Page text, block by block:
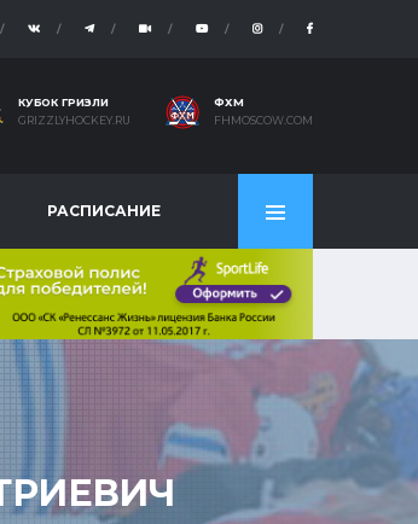
КУБОК ГРИЗЛИ
GRIZZLYHOCKEY.RU
ФХМ
FHMOSCOW.COM
РАСПИСАНИЕ